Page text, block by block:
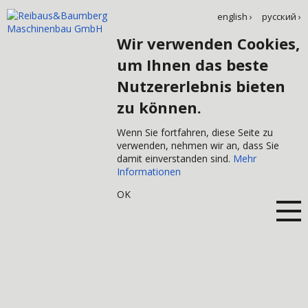
english › русский ›
Wir verwenden Cookies,
um Ihnen das beste
Nutzererlebnis bieten
zu können.
Wenn Sie fortfahren, diese Seite zu
verwenden, nehmen wir an, dass Sie
damit einverstanden sind. Mehr
Informationen
OK